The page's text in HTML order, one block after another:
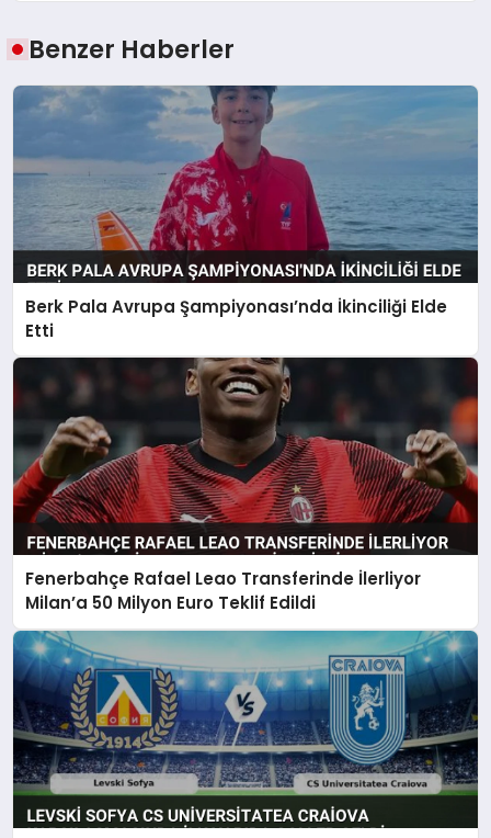
Benzer Haberler
Berk Pala Avrupa Şampiyonası’nda İkinciliği Elde
Etti
Fenerbahçe Rafael Leao Transferinde İlerliyor
Milan’a 50 Milyon Euro Teklif Edildi